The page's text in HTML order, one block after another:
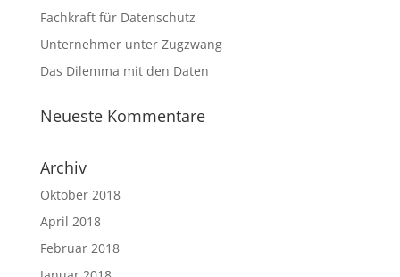
Fachkraft für Datenschutz
Unternehmer unter Zugzwang
Das Dilemma mit den Daten
Neueste Kommentare
Archiv
Oktober 2018
April 2018
Februar 2018